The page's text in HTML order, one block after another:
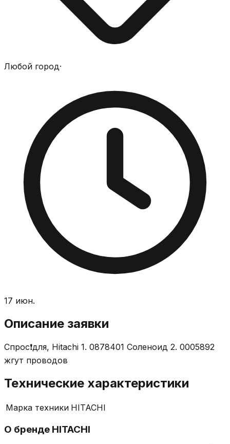
Любой город·
17 июн.
Описание заявки
Спрос❗для, Hitachi 1. 0878401 Соленоид 2. 0005892
жгут проводов
Технические характеристики
Марка техники HITACHI
О бренде HITACHI